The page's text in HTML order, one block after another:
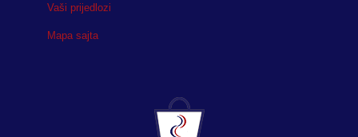
Vaši prijedlozi
Mapa sajta